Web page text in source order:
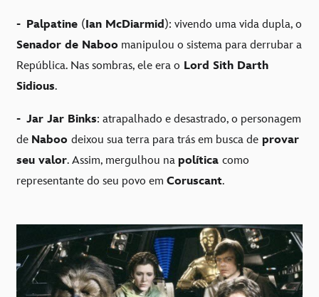
- Palpatine (Ian McDiarmid): vivendo uma vida dupla, o
Senador de Naboo manipulou o sistema para derrubar a
República. Nas sombras, ele era o Lord Sith Darth
Sidious.
- Jar Jar Binks: atrapalhado e desastrado, o personagem
de Naboo deixou sua terra para trás em busca de provar
seu valor. Assim, mergulhou na política como
representante do seu povo em Coruscant.